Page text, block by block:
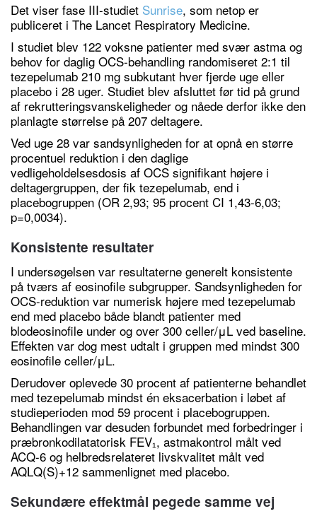
Det viser fase III-studiet Sunrise, som netop er
publiceret i The Lancet Respiratory Medicine.
I studiet blev 122 voksne patienter med svær astma og
behov for daglig OCS-behandling randomiseret 2:1 til
tezepelumab 210 mg subkutant hver fjerde uge eller
placebo i 28 uger. Studiet blev afsluttet før tid på grund
af rekrutteringsvanskeligheder og nåede derfor ikke den
planlagte størrelse på 207 deltagere.
Ved uge 28 var sandsynligheden for at opnå en større
procentuel reduktion i den daglige
vedligeholdelsesdosis af OCS signifikant højere i
deltagergruppen, der fik tezepelumab, end i
placebogruppen (OR 2,93; 95 procent CI 1,43-6,03;
p=0,0034).
Konsistente resultater
I undersøgelsen var resultaterne generelt konsistente
på tværs af eosinofile subgrupper. Sandsynligheden for
OCS-reduktion var numerisk højere med tezepelumab
end med placebo både blandt patienter med
blodeosinofile under og over 300 celler/μL ved baseline.
Effekten var dog mest udtalt i gruppen med mindst 300
eosinofile celler/μL.
Derudover oplevede 30 procent af patienterne behandlet
med tezepelumab mindst én eksacerbation i løbet af
studieperioden mod 59 procent i placebogruppen.
Behandlingen var desuden forbundet med forbedringer i
præbronkodilatatorisk FEV₁, astmakontrol målt ved
ACQ-6 og helbredsrelateret livskvalitet målt ved
AQLQ(S)+12 sammenlignet med placebo.
Sekundære effektmål pegede samme vej